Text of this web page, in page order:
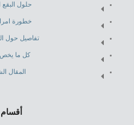
حلول
خطورة
تفاصيل حول
كل ما يخص
المقال